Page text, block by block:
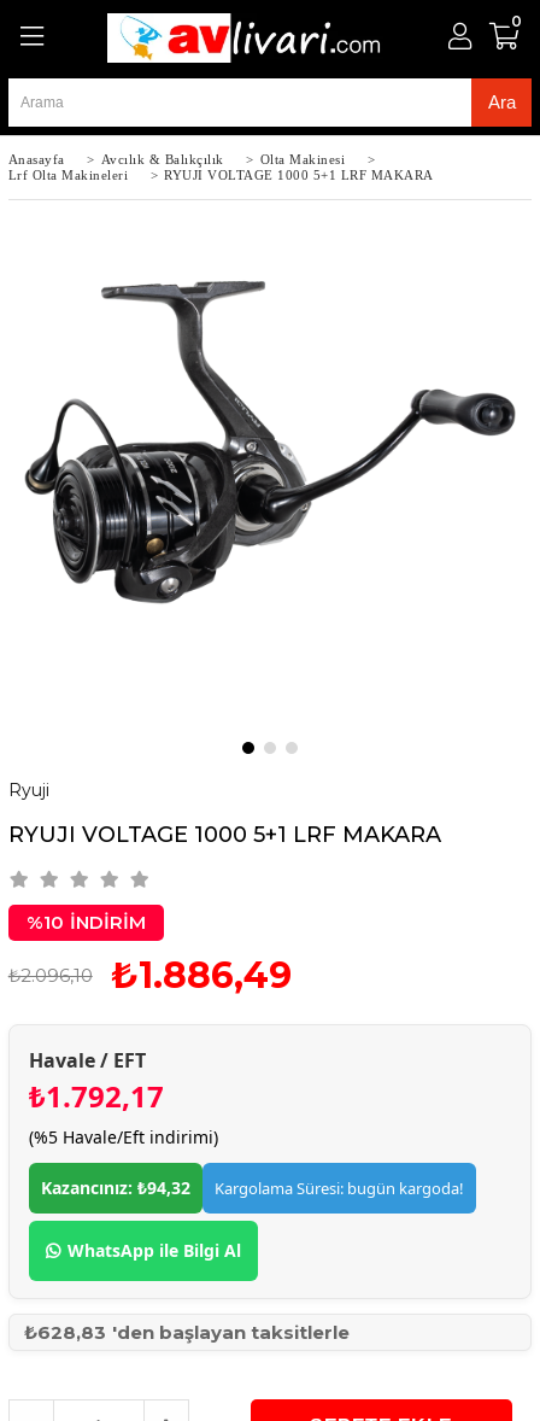
0
Anasayfa > Avcılık & Balıkçılık > Olta Makinesi
>
Lrf Olta Makineleri
> RYUJI VOLTAGE 1000 5+1 LRF MAKARA
Ryuji
RYUJI VOLTAGE 1000 5+1 LRF MAKARA
%10 İNDIRIM
₺2.096,10 ₺1.886,49
Havale / EFT
₺1.792,17
(%5 Havale/Eft indirimi)
Kazancınız: ₺94,32 Kargolama Süresi: bugün kargoda!
WhatsApp ile Bilgi Al
₺628,83 'den başlayan taksitlerle